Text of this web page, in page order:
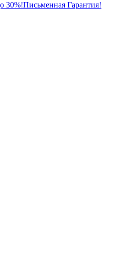
30%!Письменная Гарантия!